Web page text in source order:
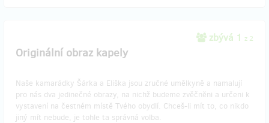
zbývá 1 z 2
Originální obraz kapely
Naše kamarádky Šárka a Eliška jsou zručné umělkyně a namalují
pro nás dva jedinečné obrazy, na nichž budeme zvěčněni a určeni k
vystavení na čestném místě Tvého obydlí. Chceš-li mít to, co nikdo
jiný mít nebude, je tohle ta správná volba.